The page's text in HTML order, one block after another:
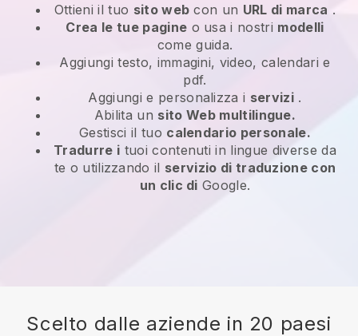
Ottieni il tuo sito web con un URL di marca .
Crea le tue pagine o usa i nostri modelli
come guida.
Aggiungi testo, immagini, video, calendari e
pdf.
Aggiungi e personalizza i servizi.
Abilita un sito Web multilingue.
Gestisci il tuo calendario personale.
Tradurre i tuoi contenuti in lingue diverse da
te o utilizzando il servizio di traduzione con
un clic di Google.
Scelto dalle aziende in 20 paesi